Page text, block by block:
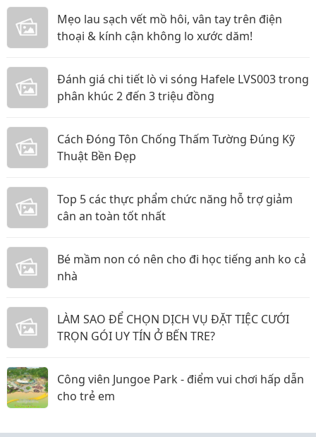
Mẹo lau sạch vết mồ hôi, vân tay trên điện
thoại & kính cận không lo xước dăm!
Đánh giá chi tiết lò vi sóng Hafele LVS003 trong
phân khúc 2 đến 3 triệu đồng
Cách Đóng Tôn Chống Thấm Tường Đúng Kỹ
Thuật Bền Đẹp
Top 5 các thực phẩm chức năng hỗ trợ giảm
cân an toàn tốt nhất
Bé mầm non có nên cho đi học tiếng anh ko cả
nhà
LÀM SAO ĐỂ CHỌN DỊCH VỤ ĐẶT TIỆC CƯỚI
TRỌN GÓI UY TÍN Ở BẾN TRE?
Công viên Jungoe Park - điểm vui chơi hấp dẫn
cho trẻ em